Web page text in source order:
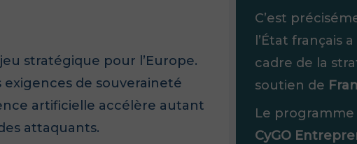
stratégique pour l’Europe.
de souveraineté
artificielle accélère autant
attaquants.
C’est
l’État français
cadre de la
soutien de
Le
CyGO